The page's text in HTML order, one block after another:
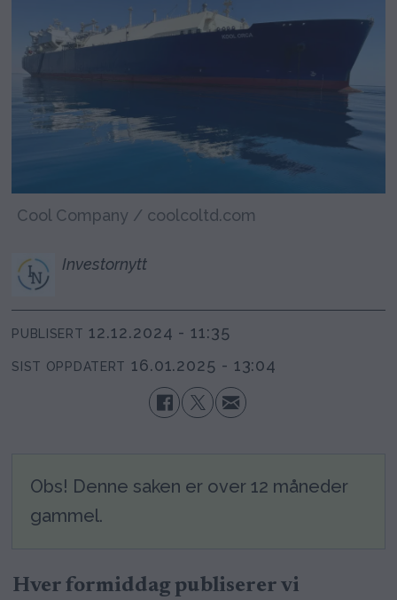
Cool Company / coolcoltd.com
Investornytt
PUBLISERT 12.12.2024 - 11:35
SIST OPPDATERT 16.01.2025 - 13:04
Obs! Denne saken er over 12 måneder
gammel.
Hver formiddag publiserer vi